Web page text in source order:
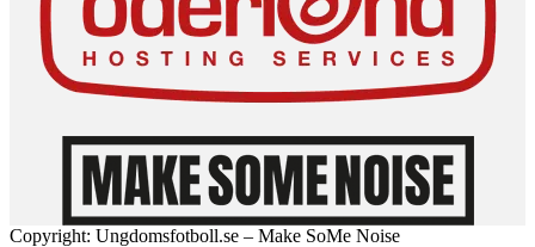
Copyright: Ungdomsfotboll.se – Make SoMe Noise